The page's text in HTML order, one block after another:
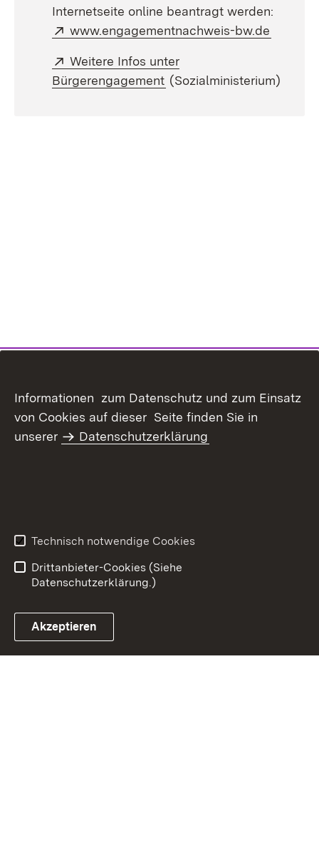
Internetseite online beantragt werden:
Extern:
www.engagementnachweis-bw.de
Extern:
Weitere Infos unter
Bürgerengagement (Öffnet in neuem Fenster)
(Sozialministerium)
Informationen zum Datenschutz und zum Einsatz
von Cookies auf dieser Seite finden Sie in
unserer
Datenschutzerklärung
Technisch notwendige Cookies
Drittanbieter-Cookies (Siehe
Datenschutzerklärung.)
Akzeptieren